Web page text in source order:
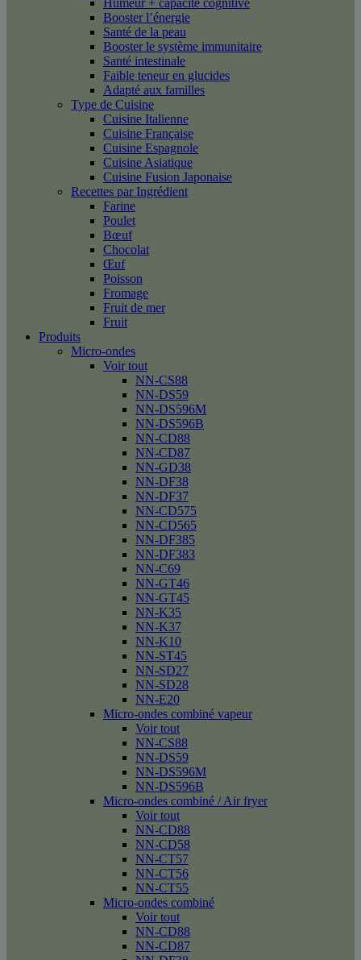
Humeur + capacité cognitive
Booster l’énergie
Santé de la peau
Booster le système immunitaire
Santé intestinale
Faible teneur en glucides
Adapté aux familles
Type de Cuisine
Cuisine Italienne
Cuisine Française
Cuisine Espagnole
Cuisine Asiatique
Cuisine Fusion Japonaise
Recettes par Ingrédient
Farine
Poulet
Bœuf
Chocolat
Œuf
Poisson
Fromage
Fruit de mer
Fruit
Produits
Micro-ondes
Voir tout
NN-CS88
NN-DS59
NN-DS596M
NN-DS596B
NN-CD88
NN-CD87
NN-GD38
NN-DF38
NN-DF37
NN-CD575
NN-CD565
NN-DF385
NN-DF383
NN-C69
NN-GT46
NN-GT45
NN-K35
NN-K37
NN-K10
NN-ST45
NN-SD27
NN-SD28
NN-E20
Micro-ondes combiné vapeur
Voir tout
NN-CS88
NN-DS59
NN-DS596M
NN-DS596B
Micro-ondes combiné / Air fryer
Voir tout
NN-CD88
NN-CD58
NN-CT57
NN-CT56
NN-CT55
Micro-ondes combiné
Voir tout
NN-CD88
NN-CD87